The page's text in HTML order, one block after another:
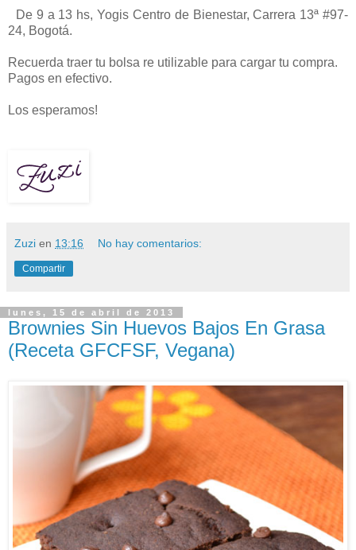
De 9 a 13 hs, Yogis Centro de Bienestar, Carrera 13ª #97-
24, Bogotá.
Recuerda traer tu bolsa re utilizable para cargar tu compra.
Pagos en efectivo.
Los esperamos!
Zuzi en 13:16 No hay comentarios:
Compartir
lunes, 15 de abril de 2013
Brownies Sin Huevos Bajos En Grasa
(Receta GFCFSF, Vegana)